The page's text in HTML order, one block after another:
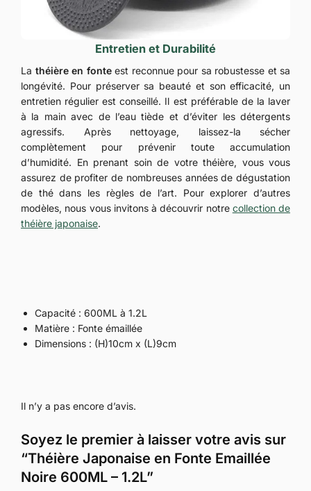
Entretien et Durabilité
La théière en fonteest reconnue pour sa robustesse et sa
longévité. Pour préserver sa beauté et son efficacité, un
entretien régulier est conseillé. Il est préférable de la laver
à la main avec de l’eau tiède et d’éviter les détergents
agressifs. Après nettoyage, laissez-la sécher
complètement pour prévenir toute accumulation
d’humidité. En prenant soin de votre théière, vous vous
assurez de profiter de nombreuses années de dégustation
de thé dans les règles de l’art. Pour explorer d’autres
modèles, nous vous invitons à découvrir notre collection de
théière japonaise.
Capacité : 600ML à 1.2L
Matière : Fonte émaillée
Dimensions : (H)10cm x (L)9cm
Il n’y a pas encore d’avis.
Soyez le premier à laisser votre avis sur
“Théière Japonaise en Fonte Emaillée
Noire 600ML – 1.2L”